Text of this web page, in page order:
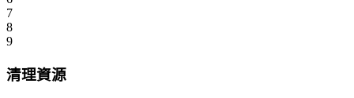
7
8
9
清理資源